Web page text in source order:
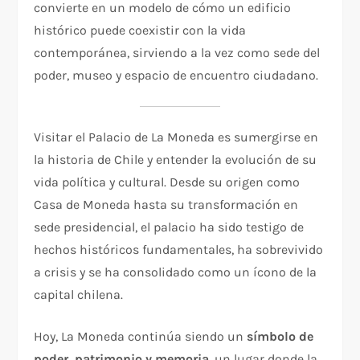
convierte en un modelo de cómo un edificio
histórico puede coexistir con la vida
contemporánea, sirviendo a la vez como sede del
poder, museo y espacio de encuentro ciudadano.
Visitar el Palacio de La Moneda es sumergirse en
la historia de Chile y entender la evolución de su
vida política y cultural. Desde su origen como
Casa de Moneda hasta su transformación en
sede presidencial, el palacio ha sido testigo de
hechos históricos fundamentales, ha sobrevivido
a crisis y se ha consolidado como un ícono de la
capital chilena.
Hoy, La Moneda continúa siendo un símbolo de